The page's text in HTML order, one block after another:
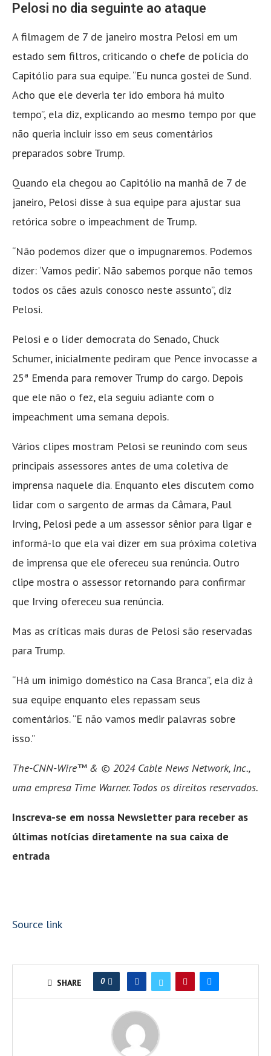
Pelosi no dia seguinte ao ataque
A filmagem de 7 de janeiro mostra Pelosi em um
estado sem filtros, criticando o chefe de polícia do
Capitólio para sua equipe. “Eu nunca gostei de Sund.
Acho que ele deveria ter ido embora há muito
tempo”, ela diz, explicando ao mesmo tempo por que
não queria incluir isso em seus comentários
preparados sobre Trump.
Quando ela chegou ao Capitólio na manhã de 7 de
janeiro, Pelosi disse à sua equipe para ajustar sua
retórica sobre o impeachment de Trump.
“Não podemos dizer que o impugnaremos. Podemos
dizer: ‘Vamos pedir’. Não sabemos porque não temos
todos os cães azuis conosco neste assunto”, diz
Pelosi.
Pelosi e o líder democrata do Senado, Chuck
Schumer, inicialmente pediram que Pence invocasse a
25ª Emenda para remover Trump do cargo. Depois
que ele não o fez, ela seguiu adiante com o
impeachment uma semana depois.
Vários clipes mostram Pelosi se reunindo com seus
principais assessores antes de uma coletiva de
imprensa naquele dia. Enquanto eles discutem como
lidar com o sargento de armas da Câmara, Paul
Irving, Pelosi pede a um assessor sênior para ligar e
informá-lo que ela vai dizer em sua próxima coletiva
de imprensa que ele ofereceu sua renúncia. Outro
clipe mostra o assessor retornando para confirmar
que Irving ofereceu sua renúncia.
Mas as críticas mais duras de Pelosi são reservadas
para Trump.
“Há um inimigo doméstico na Casa Branca”, ela diz à
sua equipe enquanto eles repassam seus
comentários. “E não vamos medir palavras sobre
isso.”
The-CNN-Wire™ & © 2024 Cable News Network, Inc.,
uma empresa Time Warner. Todos os direitos reservados.
Inscreva-se em nossa Newsletter para receber as
últimas notícias diretamente na sua caixa de
entrada
Source link
SHARE 0